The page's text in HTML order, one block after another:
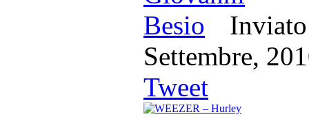
Settembre,
Tweet